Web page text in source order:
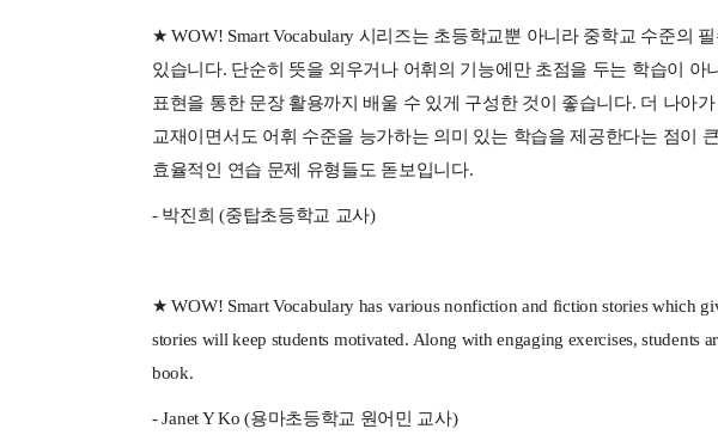
★ WOW! Smart Vocabulary 시리즈는 초등학교뿐 아니라 중학교 수준의
있습니다. 단순히 뜻을 외우거나 어휘의 기능에만 초점을 두는 학습이 아
표현을 통한 문장 활용까지 배울 수 있게 구성한 것이 좋습니다. 더 나아
교재이면서도 어휘 수준을 능가하는 의미 있는 학습을 제공한다는 점이
효율적인 연습 문제 유형들도 돋보입니다.
- 박진희 (중탑초등학교 교사)
★ WOW! Smart Vocabulary has various nonfiction and fiction stories which
stories will keep students motivated. Along with engaging exercises, students
book.
- Janet Y Ko (용마초등학교 원어민 교사)